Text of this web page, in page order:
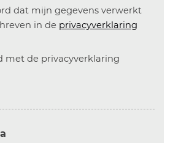
dat mijn gegevens verwerkt
in de privacyverklaring
met de privacyverklaring